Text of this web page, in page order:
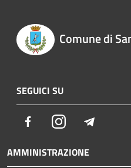
Comune di
SEGUICI SU
FacebookInstagram
AMMINISTRAZIONE